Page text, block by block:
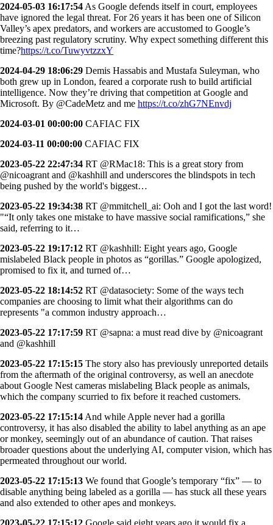
2024-05-03 16:17:54 As Google defends itself in court, employees
have ignored the legal threat. For 26 years it has been one of Silicon
Valley’s apex predators, and workers are accustomed to Google’s
breezing past regulatory scrutiny. Why expect something different this
time?https://t.co/TuwyvtzzxY
2024-04-29 18:06:29 Demis Hassabis and Mustafa Suleyman, who
both grew up in London, feared a corporate rush to build artificial
intelligence. Now they’re driving that competition at Google and
Microsoft. By @CadeMetz and me https://t.co/zhG7NEnvdj
2024-03-01 00:00:00 CAFIAC FIX
2024-03-11 00:00:00 CAFIAC FIX
2023-05-22 22:47:34 RT @RMac18: This is a great story from
@nicoagrant and @kashhill and underscores the blindspots in tech
being pushed by the world's biggest…
2023-05-22 19:34:38 RT @mmitchell_ai: Ooh and I got the last word!
"“It only takes one mistake to have massive social ramifications,” she
said, referring to it…
2023-05-22 19:17:12 RT @kashhill: Eight years ago, Google
mislabeled Black people in photos as “gorillas.” Google apologized,
promised to fix it, and turned of…
2023-05-22 18:14:52 RT @datasociety: Some of the ways tech
companies are choosing to limit what their algorithms can do
represents "a common industry approach…
2023-05-22 17:17:59 RT @sapna: a must read dive by @nicoagrant
and @kashhill
2023-05-22 17:15:15 The story also has previously unreported details
from the aftermath of the original controversy, as well an anecdote
about Google Nest cameras mislabeling Black people as animals,
which the company scurried to fix before it reached customers.
2023-05-22 17:15:14 And while Apple never had a gorilla
controversy, it has also disabled the ability to label anything as an ape
or monkey, seemingly out of an abundance of caution. That raises
broader questions about the underlying AI, computer vision, which has
permeated throughout our world.
2023-05-22 17:15:13 We found that Google’s temporary “fix” — to
disable anything being labeled as a gorilla — has stuck all these years
and also extended to other apes and monkeys.
2023-05-22 17:15:12 Google said eight years ago it would fix a